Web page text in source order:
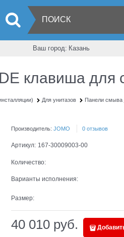
Ваш город: Казань
клавиша для
Для унитазов Панели смыва
Производитель: JOMO 0 отзывов
Артикул: 167-30009003-00
Количество:
Варианты исполнения:
Размер:
40 010 руб.